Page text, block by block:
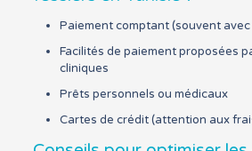
Paiement comptant (souvent
Facilités de paiement proposées
cliniques
Prêts personnels ou médicaux
Cartes de crédit (attention aux